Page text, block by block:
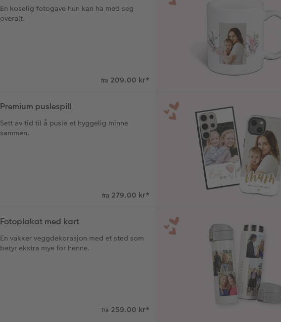
En koselig fotogave hun kan ha med seg
overalt.
fra 209.00 kr*
Premium puslespill
Sett av tid til å pusle et hyggelig minne
sammen.
fra 279.00 kr*
Fotoplakat med kart
En vakker veggdekorasjon med et sted som
betyr ekstra mye for henne.
fra 259.00 kr*